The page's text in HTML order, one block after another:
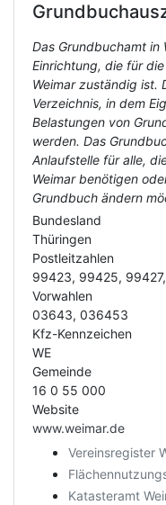
Das Grundbuchamt in
Einrichtung, die für
Weimar zuständig ist.
Verzeichnis, in dem
Belastungen von
werden. Das
Anlaufstelle für alle,
Weimar benötigen
Grundbuch ändern
Bundesland
Thüringen
Postleitzahlen
99423, 99425,
Vorwahlen
03643, 036453
Kfz-Kennzeichen
WE
Gemeinde
16 0 55 000
Website
www.weimar.de
Vereinsregister
Katasteramt